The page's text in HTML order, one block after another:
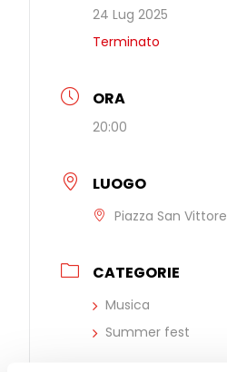
24 Lug 2025
Terminato
ORA
20:00
LUOGO
Piazza San Vittore
CATEGORIE
Musica
Summer fest